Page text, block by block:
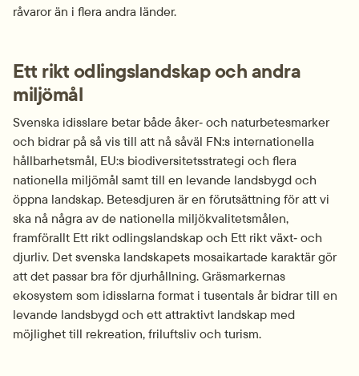
råvaror än i flera andra länder.
Ett rikt odlings­landskap och andra
miljömål
Svenska idisslare betar både åker‑ och natur­betesmarker
och bidrar på så vis till att nå såväl FN:s internationella
hållbarhets­mål, EU:s biodiversitets­strategi och flera
nationella miljömål samt till en levande landsbygd och
öppna landskap. Betes­djuren är en förutsättning för att vi
ska nå några av de nationella miljökvalitets­målen,
framförallt Ett rikt odlingslandskap och Ett rikt växt‑ och
djurliv. Det svenska landskapets mosaikartade karaktär gör
att det passar bra för djur­hållning. Gräs­markernas
ekosystem som idisslarna format i tusentals år bidrar till en
levande landsbygd och ett attraktivt landskap med
möjlighet till rekreation, friluftsliv och turism.